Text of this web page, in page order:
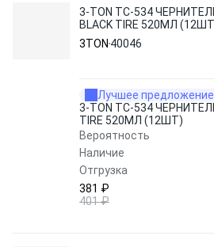
3-TON ТC-534
BLACK TIRE 520МЛ
3TON 40046
Лучшее предложение
3-TON ТC-534
TIRE 520МЛ (12ШТ)
Вероятность
Наличие
Отгрузка
381 ₽
401 ₽